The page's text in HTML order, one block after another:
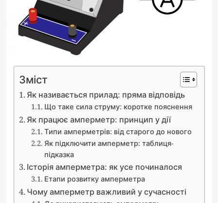
Зміст
Як називається прилад: пряма відповідь
Що таке сила струму: коротке пояснення
Як працює амперметр: принцип у дії
Типи амперметрів: від старого до нового
Як підключити амперметр: таблиця-
підказка
Історія амперметра: як усе починалося
Етапи розвитку амперметра
Чому амперметр важливий у сучасності